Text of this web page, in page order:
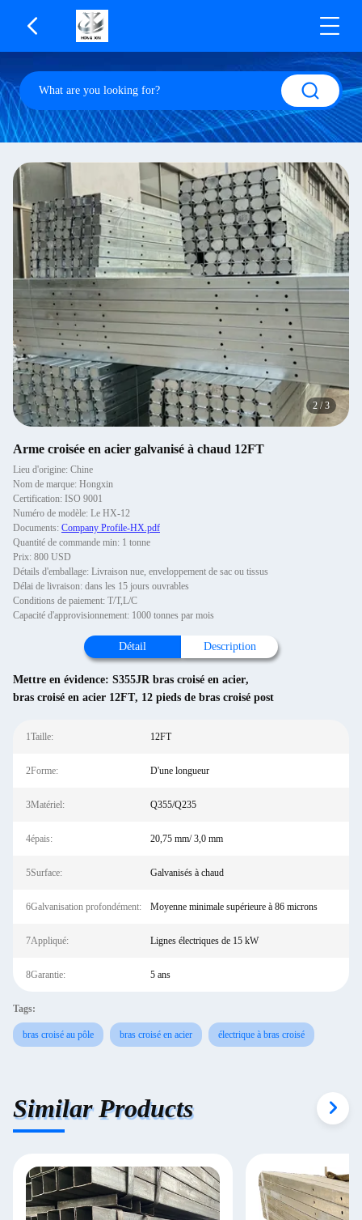
2 /3
Arme croisée en acier galvanisé à chaud 12FT
Lieu d'origine: Chine
Nom de marque: Hongxin
Certification: ISO 9001
Numéro de modèle: Le HX-12
Documents: Company Profile-HX.pdf
Quantité de commande min: 1 tonne
Prix: 800 USD
Détails d'emballage: Livraison nue, enveloppement de sac ou tissus
Délai de livraison: dans les 15 jours ouvrables
Conditions de paiement: T/T,L/C
Capacité d'approvisionnement: 1000 tonnes par mois
Détail Description
Mettre en évidence: S355JR bras croisé en acier,
bras croisé en acier 12FT, 12 pieds de bras croisé post
1Taille: 12FT
2Forme: D'une longueur
3Matériel: Q355/Q235
4épais: 20,75 mm/ 3,0 mm
5Surface: Galvanisés à chaud
6Galvanisation profondément: Moyenne minimale supérieure à 86 microns
7Appliqué: Lignes électriques de 15 kW
8Garantie: 5 ans
Tags:
bras croisé au pôle bras croisé en acier électrique à bras croisé
Similar Products